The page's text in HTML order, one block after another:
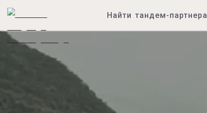
Найти тандем-партнера